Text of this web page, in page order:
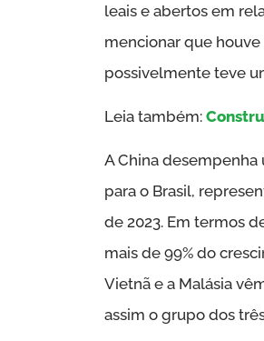
leais e abertos em
mencionar que
possivelmente teve
Leia também:
A China
para o Brasil,
de 2023. Em termos
mais de 99% do
Vietnã e a Malásia
assim o grupo dos